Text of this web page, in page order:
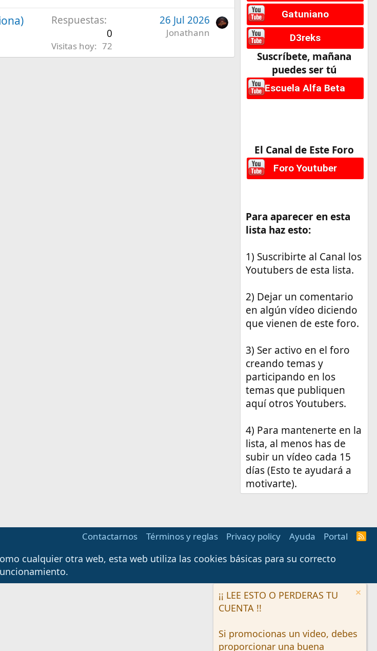
Respuestas
0
Visitas hoy 72
26 Jul 2026
Jonathann
Gatuniano
D3reks
Suscríbete, mañana
puedes ser tú
Escuela Alfa Beta
El Canal de Este Foro
Foro Youtuber
Para aparecer en esta
lista haz esto:
1) Suscribirte al Canal los
Youtubers de esta lista.
2) Dejar un comentario
en algún vídeo diciendo
que vienen de este foro.
3) Ser activo en el foro
creando temas y
participando en los
temas que publiquen
aquí otros Youtubers.
4) Para mantenerte en la
lista, al menos has de
subir un vídeo cada 15
días (Esto te ayudará a
motivarte).
Contactarnos Términos y reglas Privacy policy Ayuda Portal
R
cualquier otra web, esta web utiliza las cookies básicas para su correcto
¡¡ LEE ESTO O PERDERAS TU
CUENTA !!
Si promocionas un video, debes
proporcionar una buena